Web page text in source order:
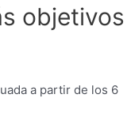
objetivos
a partir de los 6